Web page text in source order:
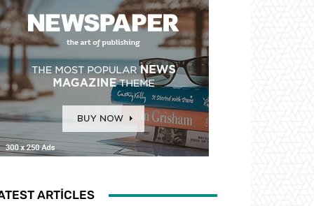
ARTICLES